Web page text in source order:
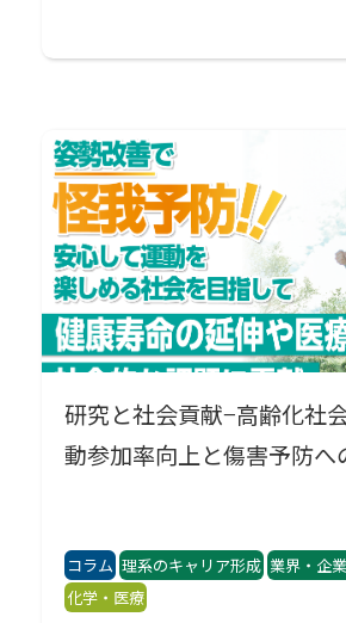
研究と社会貢献−高齢化社
動参加率向上と傷害予防へ
コラム 理系のキャリア形成 業界・企
化学・医療